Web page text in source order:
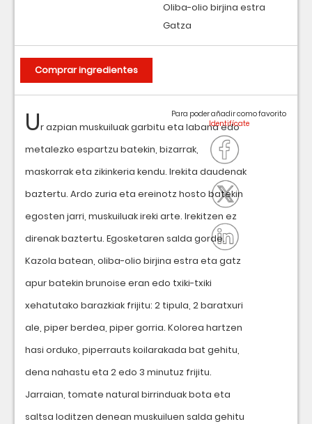
Ur azpian muskuiluak garbitu eta labana edo
metalezko espartzu batekin, bizarrak,
maskorrak eta zikinkeria kendu. Irekita daudenak
baztertu. Ardo zuria eta ereinotz hosto batekin
egosten jarri, muskuiluak ireki arte. Irekitzen ez
direnak baztertu. Egosketaren salda gorde.
Kazola batean, oliba-olio birjina estra eta gatz
apur batekin brunoise eran edo txiki-txiki
xehatutako barazkiak frijitu: 2 tipula, 2 baratxuri
ale, piper berdea, piper gorria. Kolorea hartzen
hasi orduko, piperrauts koilarakada bat gehitu,
dena nahastu eta 2 edo 3 minutuz frijitu.
Jarraian, tomate natural birrinduak bota eta
saltsa loditzen denean muskuiluen salda gehitu
Para poder añadir como favorito
Oliba-olio birjina estra
Gatza
Comprar ingredientes